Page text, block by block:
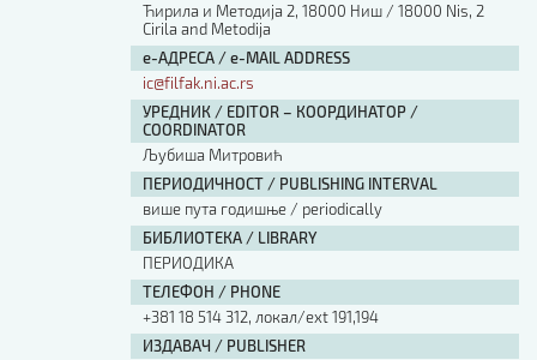
Ћирила и Методија 2, 18000 Ниш / 18000 Nis, 2
Cirila and Metodija
е-АДРЕСА / e-MAIL ADDRESS
ic@filfak.ni.ac.rs
УРЕДНИК / EDITOR – КООРДИНАТОР /
COORDINATOR
Љубиша Митровић
ПЕРИОДИЧНОСТ / PUBLISHING INTERVAL
више пута годишње / periodically
БИБЛИОТЕКА / LIBRARY
ПЕРИОДИКА
ТЕЛЕФОН / PHONE
+381 18 514 312, локал/ext 191,194
ИЗДАВАЧ / PUBLISHER